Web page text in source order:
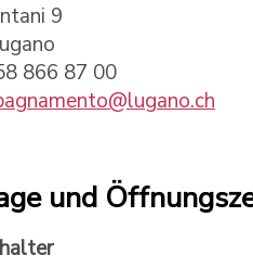
9
866 87 00
und